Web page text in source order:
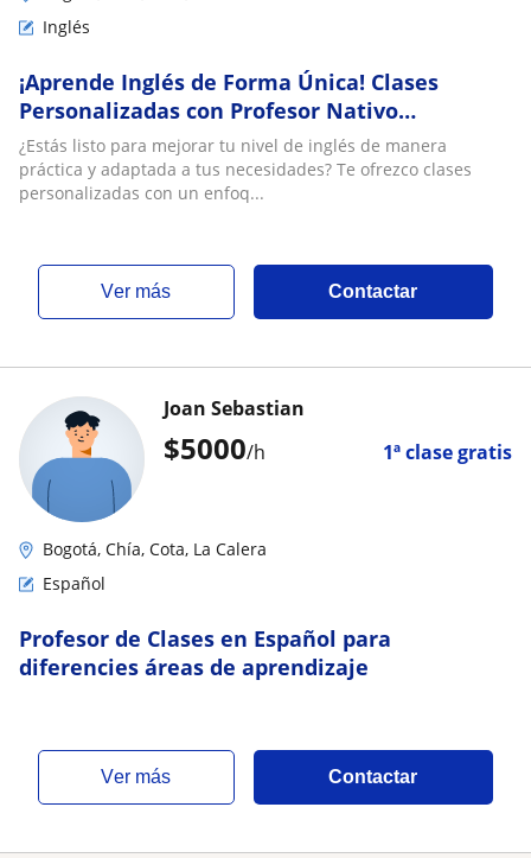
Inglés
¡Aprende Inglés de Forma Única! Clases
Personalizadas con Profesor Nativo
Americano en Colombi
¿Estás listo para mejorar tu nivel de inglés de manera
práctica y adaptada a tus necesidades? Te ofrezco clases
personalizadas con un enfoq...
ver más Contactar
$5000/h 1ª clase gratis
Joan Sebastian
Bogotá, Chía, Cota, La Calera
Español
Profesor de Clases en Español para
diferencies áreas de aprendizaje
ver más Contactar